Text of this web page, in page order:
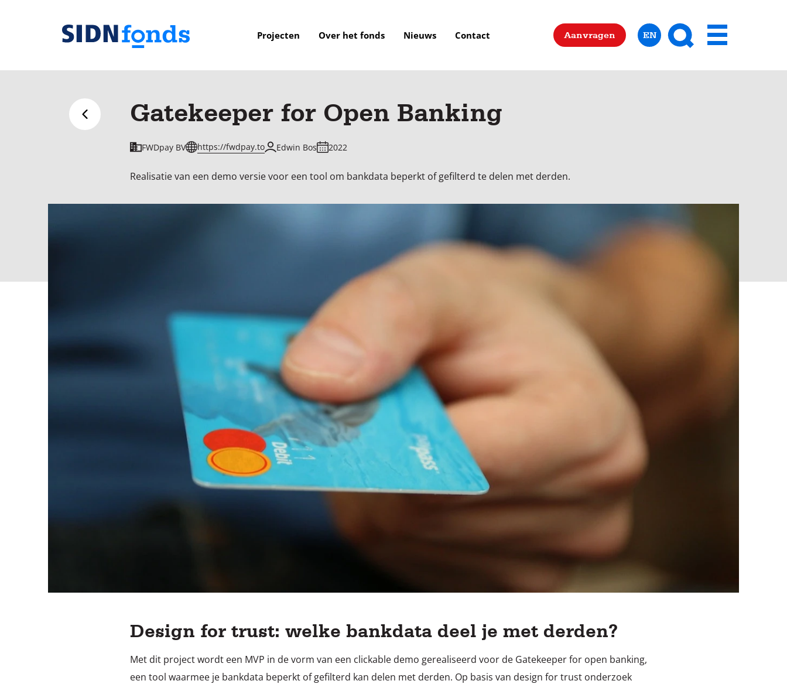
Sla de navigatie over en ga naar de inhoud
van
fonds
Projecten Over het fonds Nieuws Contact Aanvragen EN
Zoeken
Menu
Terug naar overzicht Gatekeeper for Open Banking
FWDpay BV https://fwdpay.to Edwin Bos 2022
Realisatie van een demo versie voor een tool om bankdata beperkt of gefilterd te delen met derden.
Design for trust: welke bankdata deel je met derden?
Met dit project wordt een MVP in de vorm van een clickable demo gerealiseerd voor de Gatekeeper for open banking,
een tool waarmee je bankdata beperkt of gefilterd kan delen met derden. Op basis van design for trust onderzoek